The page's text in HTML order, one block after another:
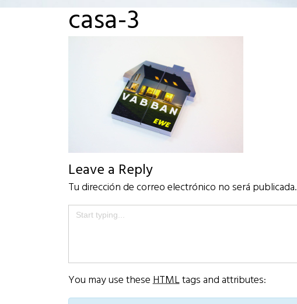
casa-3
Leave a Reply
Tu dirección de correo electrónico no será publicada.
You may use theseHTMLtags and attributes: